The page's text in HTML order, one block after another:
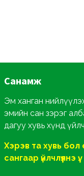
Санамж
Эм ханган
эмийн сан зэрэг
дагуу хувь хүнд
Хэрэв та хувь
сангаар үйлчлүүлнэ үү.